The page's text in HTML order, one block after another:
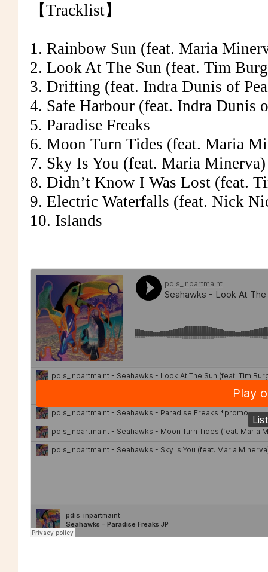
【Tracklist】
1. Rainbow Sun (feat. Maria
2. Look At The Sun (feat. Tim
3. Drifting (feat. Indra Dunis of
4. Safe Harbour (feat. Indra Dunis
5. Paradise Freaks
6. Moon Turn Tides (feat. Maria
7. Sky Is You (feat. Maria Minerva)
8. Didn’t Know I Was Lost (feat.
9. Electric Waterfalls (feat. Nick
10. Islands